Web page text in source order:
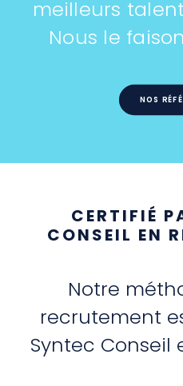
meilleurs
Nous le
NOS
CERTIFIÉ
CONSEIL EN
Notre
recrutement
Syntec